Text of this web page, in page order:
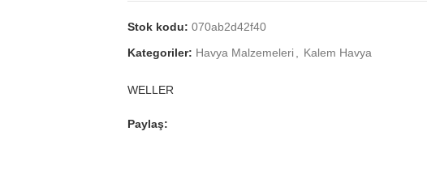
Stok kodu: 070ab2d42f40
Kategoriler: Havya Malzemeleri Kalem Havya
WELLER
Paylaş: